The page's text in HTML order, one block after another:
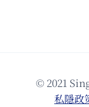
© 2021
私隱政